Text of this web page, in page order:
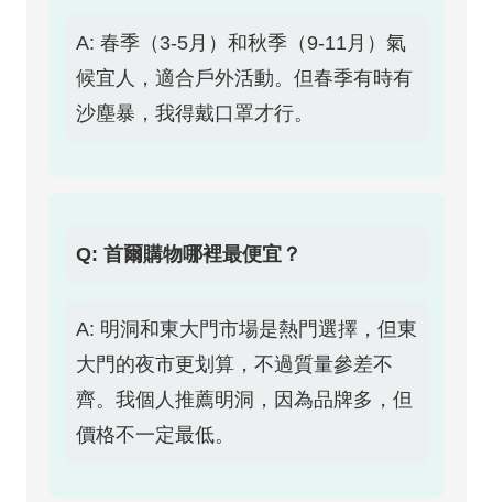
A: 春季（3-5月）和秋季（9-11月）氣
候宜人，適合戶外活動。但春季有時有
沙塵暴，我得戴口罩才行。
Q: 首爾購物哪裡最便宜？
A: 明洞和東大門市場是熱門選擇，但東
大門的夜市更划算，不過質量參差不
齊。我個人推薦明洞，因為品牌多，但
價格不一定最低。